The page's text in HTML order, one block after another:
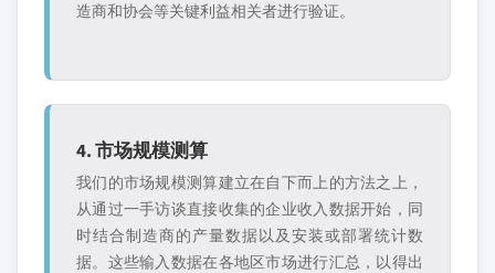
造商和协会等关键利益相关者进行验证。
4. 市场规模测算
我们的市场规模测算建立在自下而上的方法之上，
从通过一手访谈直接收集的企业收入数据开始，同
时结合制造商的产量数据以及安装或部署统计数
据。这些输入数据在各地区市场进行汇总，以得出